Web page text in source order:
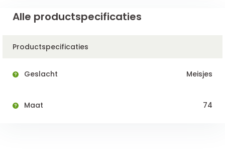
Alle productspecificaties
Productspecificaties
Geslacht Meisjes
Maat 74